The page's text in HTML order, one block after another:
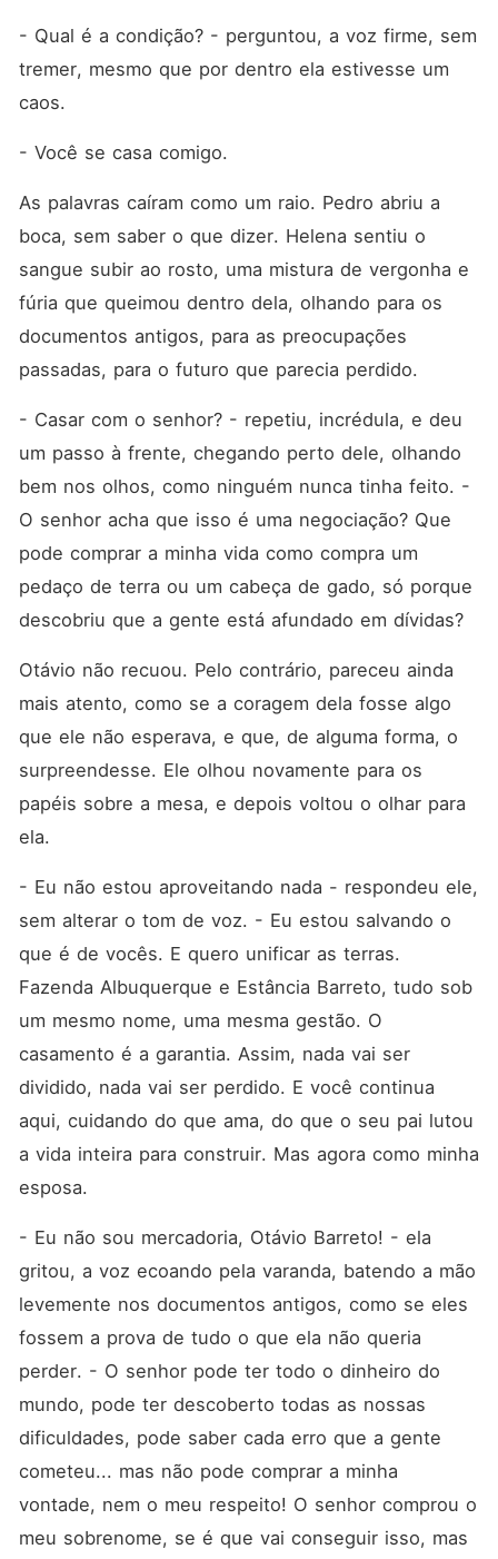
- Qual é a condição? - perguntou, a voz firme, sem
tremer, mesmo que por dentro ela estivesse um
caos.
- Você se casa comigo.
As palavras caíram como um raio. Pedro abriu a
boca, sem saber o que dizer. Helena sentiu o
sangue subir ao rosto, uma mistura de vergonha e
fúria que queimou dentro dela, olhando para os
documentos antigos, para as preocupações
passadas, para o futuro que parecia perdido.
- Casar com o senhor? - repetiu, incrédula, e deu
um passo à frente, chegando perto dele, olhando
bem nos olhos, como ninguém nunca tinha feito. -
O senhor acha que isso é uma negociação? Que
pode comprar a minha vida como compra um
pedaço de terra ou um cabeça de gado, só porque
descobriu que a gente está afundado em dívidas?
Otávio não recuou. Pelo contrário, pareceu ainda
mais atento, como se a coragem dela fosse algo
que ele não esperava, e que, de alguma forma, o
surpreendesse. Ele olhou novamente para os
papéis sobre a mesa, e depois voltou o olhar para
ela.
- Eu não estou aproveitando nada - respondeu ele,
sem alterar o tom de voz. - Eu estou salvando o
que é de vocês. E quero unificar as terras.
Fazenda Albuquerque e Estância Barreto, tudo sob
um mesmo nome, uma mesma gestão. O
casamento é a garantia. Assim, nada vai ser
dividido, nada vai ser perdido. E você continua
aqui, cuidando do que ama, do que o seu pai lutou
a vida inteira para construir. Mas agora como minha
esposa.
- Eu não sou mercadoria, Otávio Barreto! - ela
gritou, a voz ecoando pela varanda, batendo a mão
levemente nos documentos antigos, como se eles
fossem a prova de tudo o que ela não queria
perder. - O senhor pode ter todo o dinheiro do
mundo, pode ter descoberto todas as nossas
dificuldades, pode saber cada erro que a gente
cometeu... mas não pode comprar a minha
vontade, nem o meu respeito! O senhor comprou o
meu sobrenome, se é que vai conseguir isso, mas